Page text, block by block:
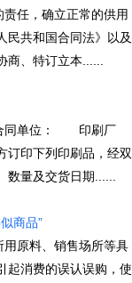
任，确立正常的供用
民共和国合同法》以及
商、特订立本......
位： 印刷厂
印下列印刷品，经双
量及交货日期......
商品”
原料、销售场所等具
起消费的误认误购，使